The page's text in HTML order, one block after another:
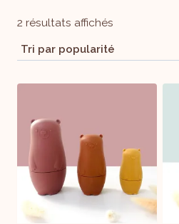
2 résultats affichés